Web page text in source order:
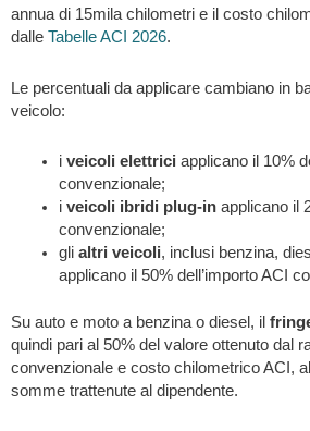
annua di 15mila chilometri e il costo
dalle Tabelle ACI 2026.
Le percentuali da applicare cambiano in
veicolo:
i veicoli elettrici applicano il 10%
convenzionale;
i veicoli ibridi plug-inapplicano il
convenzionale;
gli altri veicoli, inclusi benzina,
applicano il 50% dell’importo ACI
Su auto e moto a benzina o diesel, il
quindi pari al 50% del valore ottenuto dal
convenzionale e costo chilometrico ACI,
somme trattenute al dipendente.